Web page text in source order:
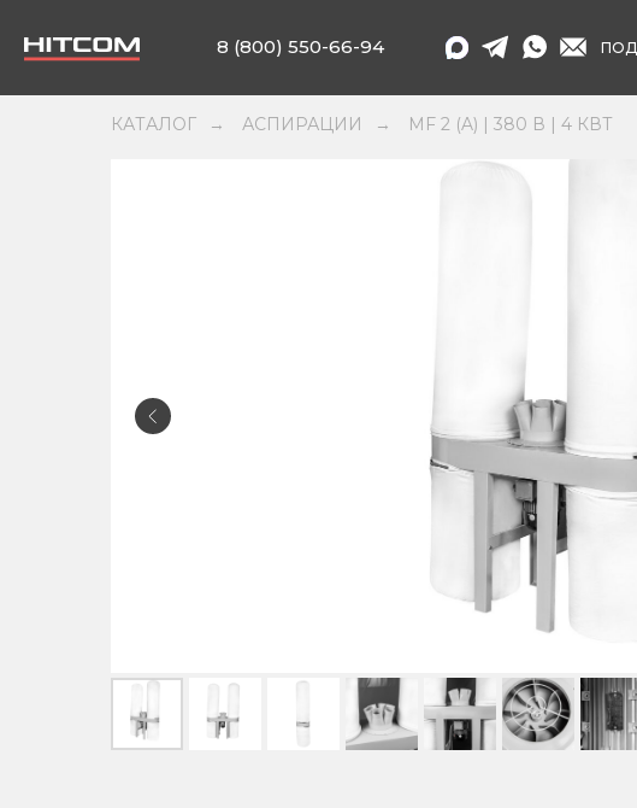
8 (800) 550-66-94
КАТАЛОГ → АСПИРАЦИИ → MF 2 (A) | 380 В | 4 КВТ